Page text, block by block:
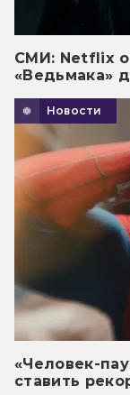
СМИ: Netflix
«Ведьмака»
Новости
«Человек-
ставить